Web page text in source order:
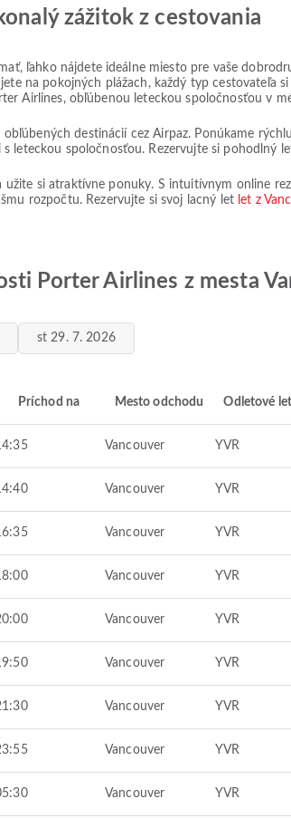
zážitok z cestovania
ľahko nájdete ideálne miesto pre vaše
na pokojných plážach, každý typ cestovateľa
Airlines, obľúbenou leteckou spoločnosťou v
destinácií cez Airpaz. Ponúkame
leteckou spoločnosťou. Rezervujte si pohodlný
si atraktívne ponuky. S intuitívnym online
rozpočtu. Rezervujte si svoj lacný let let z
Porter Airlines z mesta
st 29. 7. 2026
Príchod na Mesto odchodu Odletové
Vancouver YVR
Vancouver YVR
Vancouver YVR
Vancouver YVR
Vancouver YVR
Vancouver YVR
Vancouver YVR
Vancouver YVR
Vancouver YVR